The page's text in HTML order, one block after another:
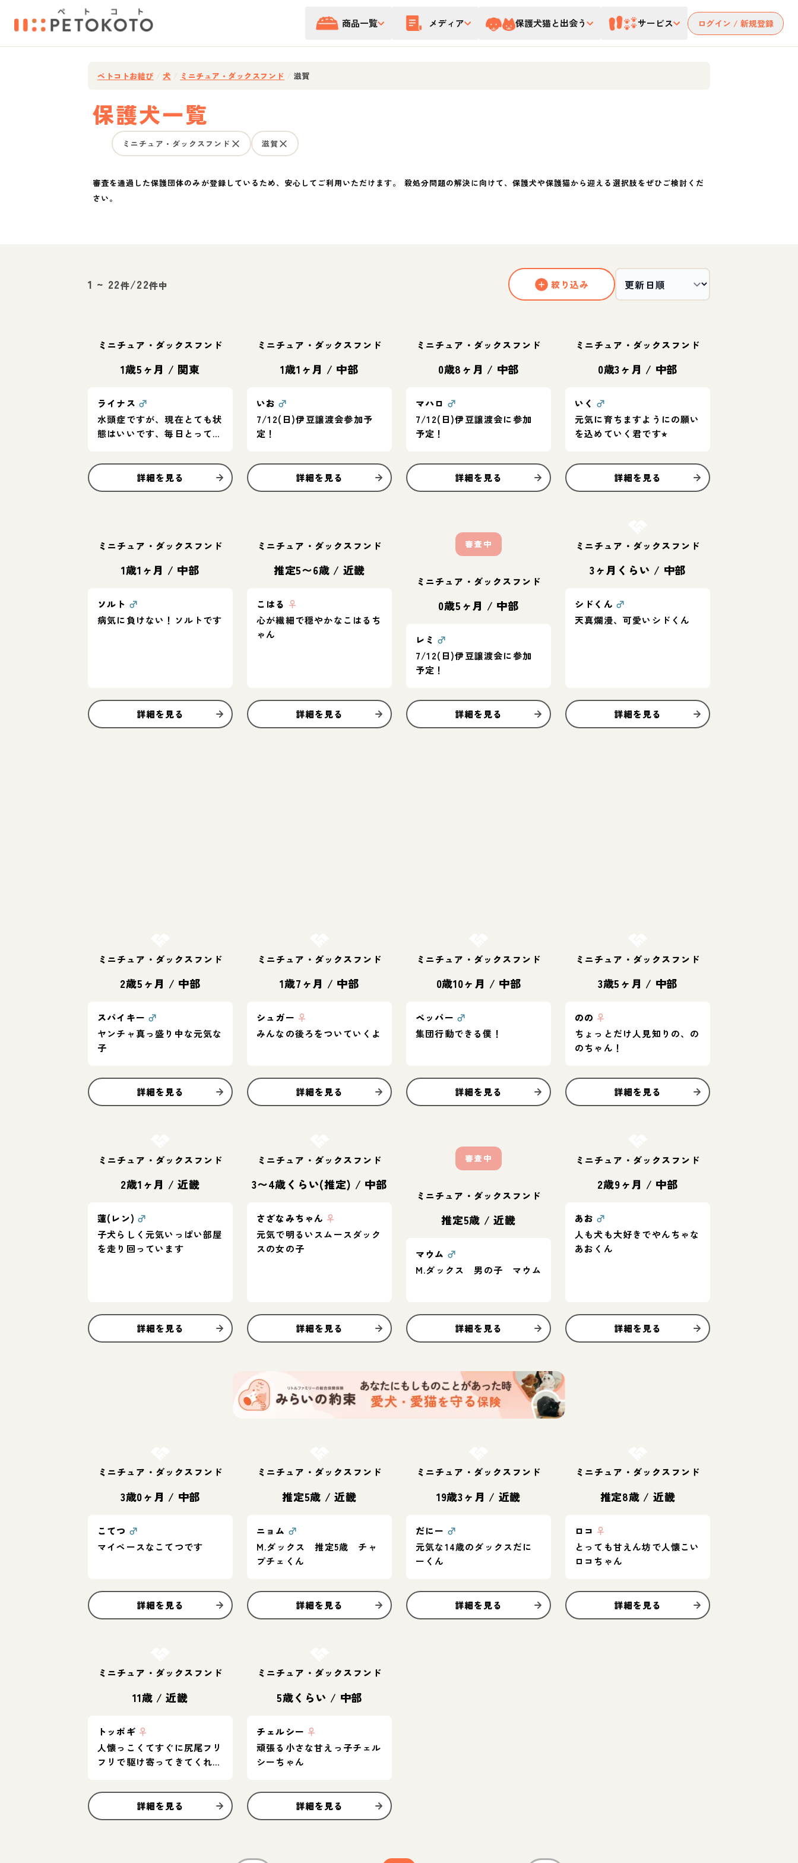
商品一覧 メディア 保護犬猫と出会う サービス ログイン / 新規登録
ペトコトお結び 犬 ミニチュア・ダックスフンド 滋賀
保護犬一覧
ミニチュア・ダックスフンド 滋賀
審査を通過した保護団体のみが登録しているため、安心してご利用いただけます。 殺処分問題の解決に向けて、保護犬や保護猫から迎える選択肢をぜひご検討くだ
さい。
1 ~ 22件/22件中 絞り込み
ミニチュア・ダックスフンド
1歳5ヶ月 / 関東
ライナス ♂
水頭症ですが、現在とても状
態はいいです、毎日とっても
詳細を見る
ミニチュア・ダックスフンド
1歳1ヶ月 / 中部
いお ♂
7/12(日)伊豆譲渡会参加予
定！
詳細を見る
ミニチュア・ダックスフンド
0歳8ヶ月 / 中部
マハロ ♂
7/12(日)伊豆譲渡会に参加
予定！
詳細を見る
ミニチュア・ダックスフンド
0歳3ヶ月 / 中部
いく ♂
元気に育ちますようにの願い
を込めていく君です⭐︎
詳細を見る
ミニチュア・ダックスフンド
1歳1ヶ月 / 中部
ソルト ♂
病気に負けない！ソルトです
詳細を見る
ミニチュア・ダックスフンド
推定5〜6歳 / 近畿
こはる ♀
心が繊細で穏やかなこはるち
ゃん
詳細を見る
審査中
ミニチュア・ダックスフンド
0歳5ヶ月 / 中部
レミ ♂
7/12(日)伊豆譲渡会に参加
予定！
詳細を見る
ミニチュア・ダックスフンド
3ヶ月くらい / 中部
シドくん ♂
天真爛漫、可愛いシドくん
詳細を見る
ミニチュア・ダックスフンド
2歳5ヶ月 / 中部
スパイキー ♂
ヤンチャ真っ盛り中な元気な
子
詳細を見る
ミニチュア・ダックスフンド
1歳7ヶ月 / 中部
シュガー ♀
みんなの後ろをついていくよ
詳細を見る
ミニチュア・ダックスフンド
0歳10ヶ月 / 中部
ペッパー ♂
集団行動できる僕！
詳細を見る
ミニチュア・ダックスフンド
3歳5ヶ月 / 中部
のの ♀
ちょっとだけ人見知りの、の
のちゃん！
詳細を見る
ミニチュア・ダックスフンド
2歳1ヶ月 /近畿
蓮(レン) ♂
子犬らしく元気いっぱい部屋
を走り回っています
詳細を見る
ミニチュア・ダックスフンド
3〜4歳くらい(推定) / 中部
さざなみちゃん ♀
元気で明るいスムースダック
スの女の子
詳細を見る
審査中
ミニチュア・ダックスフンド
推定5歳 /近畿
マウム ♂
M.ダックス 男の子 マウム
詳細を見る
ミニチュア・ダックスフンド
2歳9ヶ月 / 中部
あお ♂
人も犬も大好きでやんちゃな
あおくん
詳細を見る
ミニチュア・ダックスフンド
3歳0ヶ月 / 中部
こてつ ♂
マイペースなこてつです
詳細を見る
ミニチュア・ダックスフンド
推定5歳 /近畿
ニョム ♂
M.ダックス 推定5歳 チャ
プチェくん
詳細を見る
ミニチュア・ダックスフンド
19歳3ヶ月 / 近畿
だにー ♂
元気な14歳のダックスだに
ーくん
詳細を見る
ミニチュア・ダックスフンド
推定8歳 / 近畿
ロコ ♀
とっても甘えん坊で人懐こい
ロコちゃん
詳細を見る
ミニチュア・ダックスフンド
11歳 /近畿
トッポギ ♀
人懐っこくてすぐに尻尾フリ
フリで駆け寄ってきてくれま
詳細を見る
ミニチュア・ダックスフンド
5歳くらい / 中部
チェルシー ♀
頑張る小さな甘えっ子チェル
シーちゃん
詳細を見る